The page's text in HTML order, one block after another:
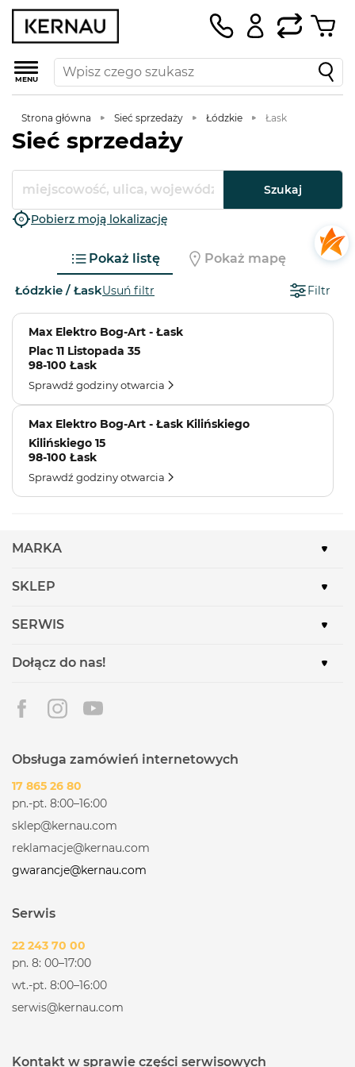
MENU
Strona główna Sieć sprzedaży Łódzkie Łask
Sieć sprzedaży
Szukaj
Pobierz moją lokalizację
Pokaż listę Pokaż mapę
Łódzkie / ŁaskUsuń filtr Filtr
Max Elektro Bog-Art - Łask
Plac 11 Listopada 35
98-100 Łask
Sprawdź godziny otwarcia
Max Elektro Bog-Art - Łask Kilińskiego
Kilińskiego 15
98-100 Łask
Sprawdź godziny otwarcia
MARKA
SKLEP
SERWIS
Dołącz do nas!
Obsługa zamówień internetowych
17 865 26 80
pn.-pt. 8:00–16:00
sklep@kernau.com
reklamacje@kernau.com
gwarancje@kernau.com
Serwis
22 243 70 00
pn. 8: 00–17:00
wt.-pt. 8:00–16:00
serwis@kernau.com
Kontakt w sprawie części serwisowych